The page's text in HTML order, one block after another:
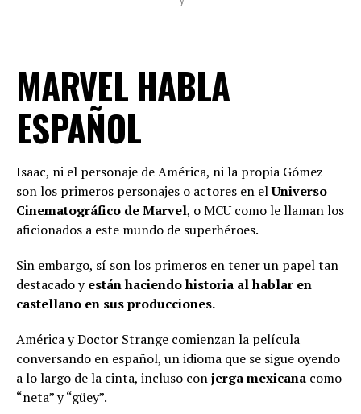
MARVEL HABLA
ESPAÑOL
Isaac, ni el personaje de América, ni la propia Gómez
son los primeros personajes o actores en elUniverso
Cinematográfico de Marvel, o MCU como le llaman los
aficionados a este mundo de superhéroes.
Sin embargo, sí son los primeros en tener un papel tan
destacado yestán haciendo historia al hablar en
castellano en sus producciones.
América y Doctor Strange comienzan la película
conversando en español, un idioma que se sigue oyendo
a lo largo de la cinta, incluso conjerga mexicana como
“neta” y “güey”.